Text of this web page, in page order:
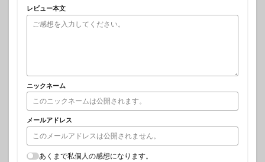
レビュー本文
ニックネーム
メールアドレス
あくまで私個人の感想になります。